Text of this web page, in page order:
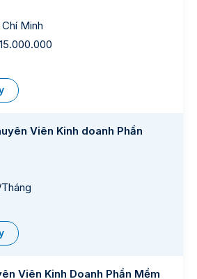
Minh
Viên Kinh doanh Phần
Viên Kinh Doanh Phần Mềm